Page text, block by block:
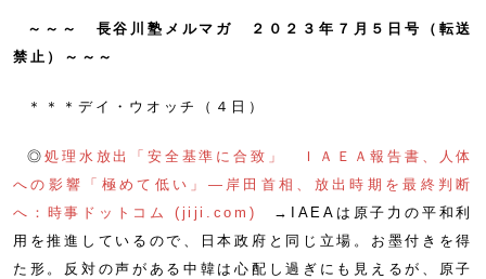
～～～ 長谷川塾メルマガ ２０２３年７月５日号（転送
禁止）～～～
＊＊＊デイ・ウオッチ（４日）
◎処理水放出「安全基準に合致」 ＩＡＥＡ報告書、人体
への影響「極めて低い」―岸田首相、放出時期を最終判断
へ：時事ドットコム (jiji.com)
→IAEAは原子力の平和利
用を推進しているので、日本政府と同じ立場。お墨付きを得
た形。反対の声がある中韓は心配し過ぎにも見えるが、原子